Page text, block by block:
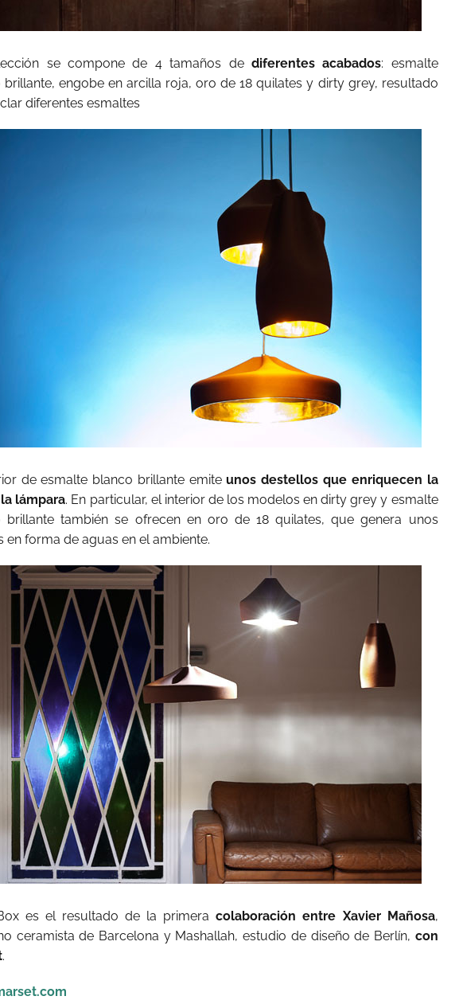
se compone de 4 tamaños de diferentes acabados: esmalte
brillante, engobe en arcilla roja, oro de 18 quilates y dirty grey, resultado
diferentes esmaltes
de esmalte blanco brillante emiteunos destellos que enriquecen la
lámpara. En particular, el interior de los modelos en dirty grey y esmalte
brillante también se ofrecen en oro de 18 quilates, que genera unos
en forma de aguas en el ambiente.
es el resultado de la primeracolaboración entre Xavier Mañosa,
ceramista de Barcelona y Mashallah, estudio de diseño de Berlín, con
.